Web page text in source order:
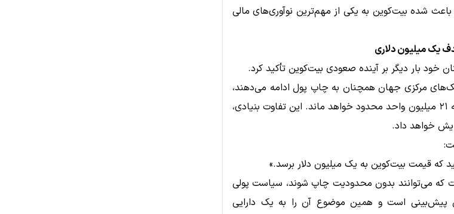
باعث شده بیت‌کوین به یکی از مهم‌ترین نوآوری‌های مالی
یک میلیون دلاری
بار دیگر بر آینده صعودی بیت‌کوین تأکید کرد.
مرکزی جهان همچنان به چاپ پول ادامه می‌دهند،
عرضه بیت‌کوین برای همیشه به ۲۱ میلیون واحد محدود خواهد ماند. این تفاوت بنیادی،
که قیمت بیت‌کوین به یک میلیون دلار برسد.»
که می‌توانند بدون محدودیت چاپ شوند، سیاست پولی
پیش‌بینی است و همین موضوع آن را به یک دارایی